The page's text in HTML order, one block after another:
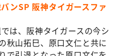
ンSP 阪神タイガースファ
は、阪神タイガースの今シ
秋山拓巳、原口文仁と共に